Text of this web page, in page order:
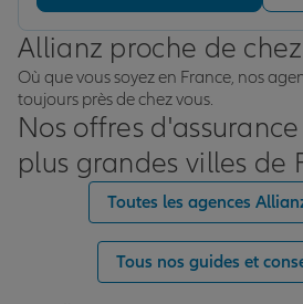
Allianz proche de
Où que vous soyez en France, nos
toujours près de chez vous.
Nos offres
plus grandes villes de
Toutes les agences
Tous nos guides et